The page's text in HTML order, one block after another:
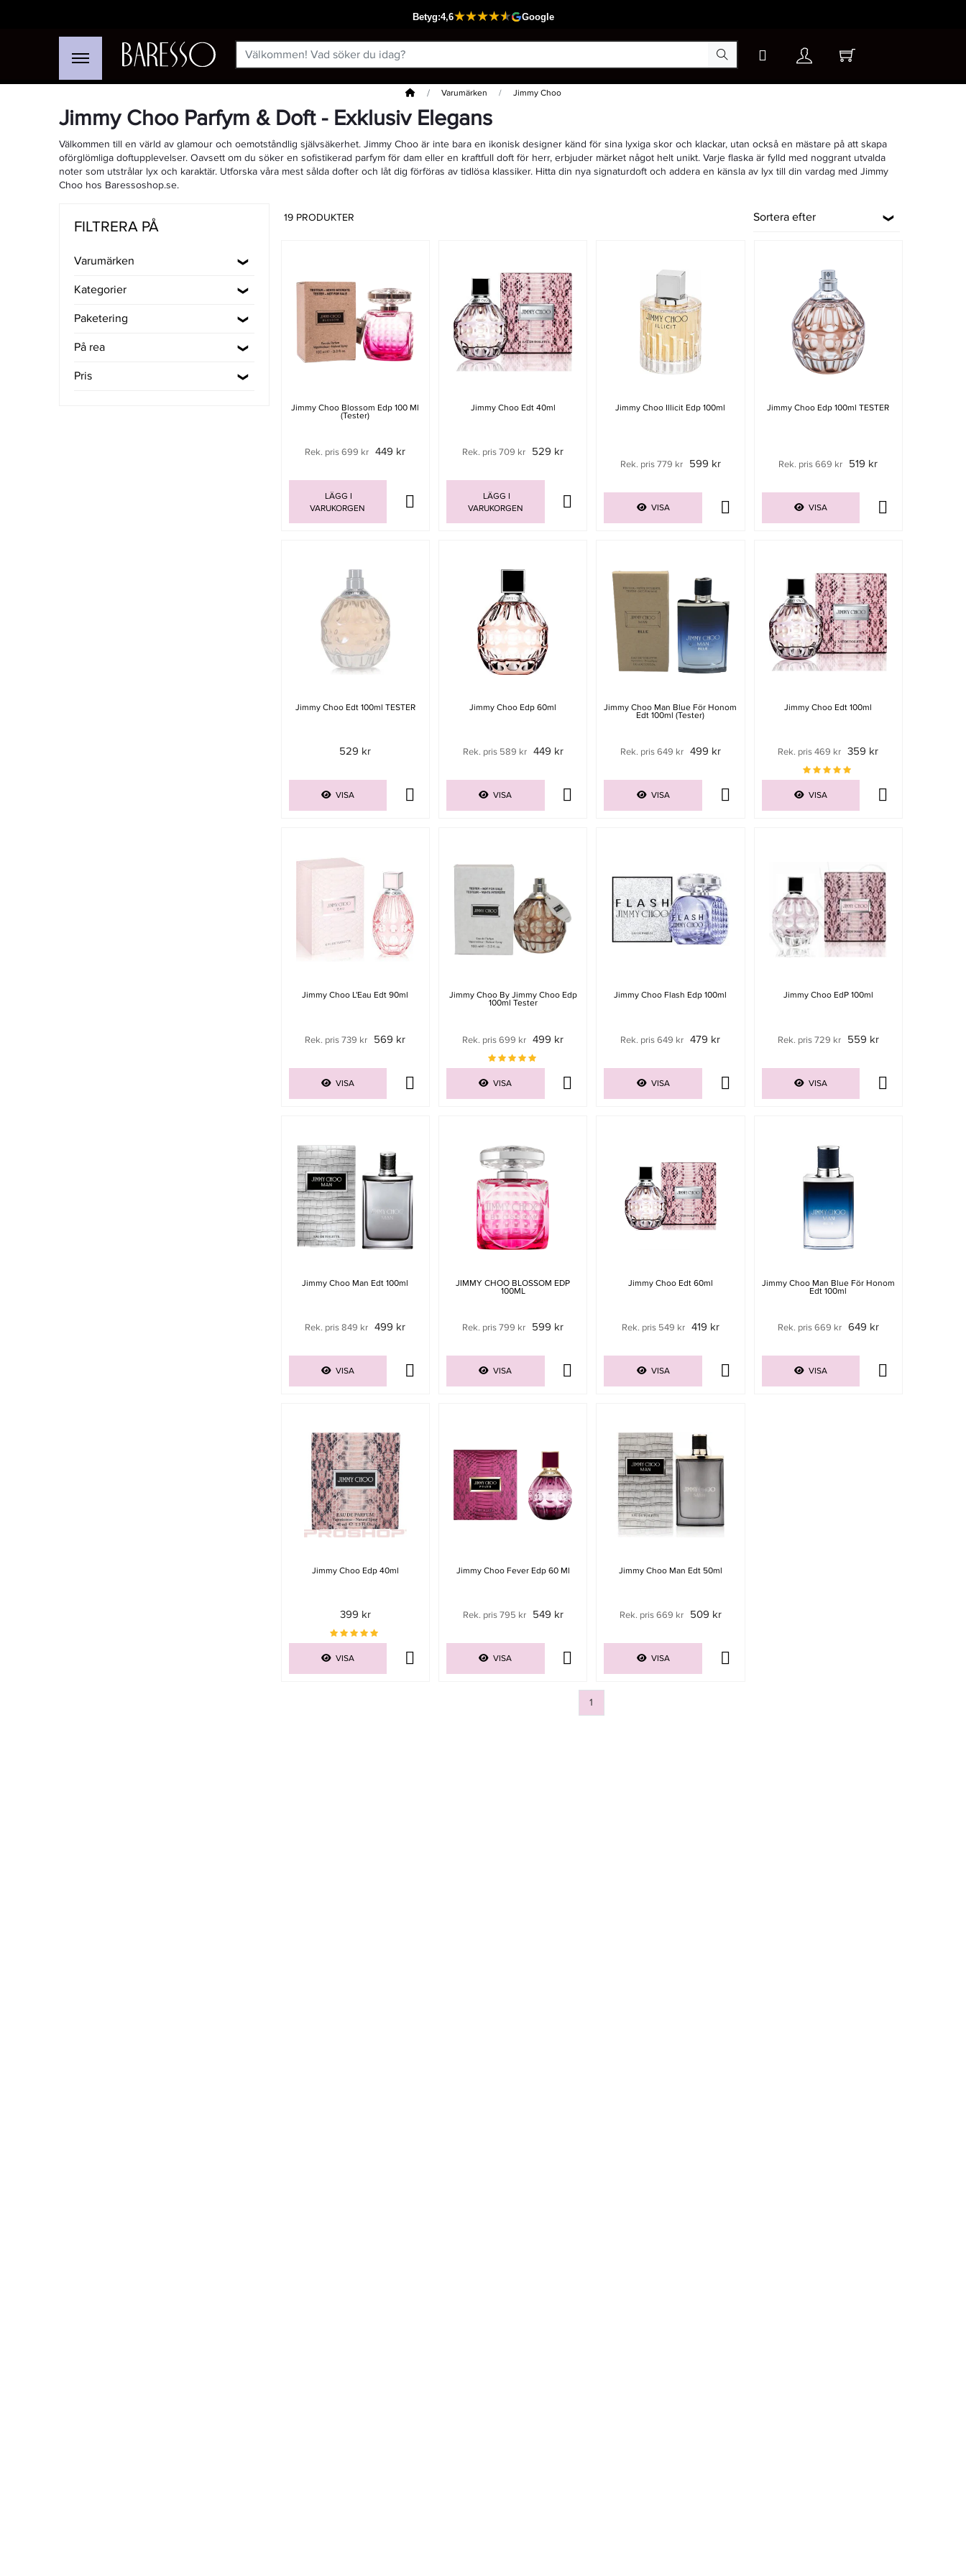
Hem Varumärken Jimmy Choo
Jimmy Choo Parfym & Doft - Exklusiv Elegans
Välkommen till en värld av glamour och oemotståndlig självsäkerhet. Jimmy Choo är inte bara en ikonisk designer känd för sina lyxiga skor och klackar, utan också en mästare på att skapa
oförglömliga doftupplevelser. Oavsett om du söker en sofistikerad parfym för dam eller en kraftfull doft för herr, erbjuder märket något helt unikt. Varje flaska är fylld med noggrant utvalda
noter som utstrålar lyx och karaktär. Utforska våra mest sålda dofter och låt dig förföras av tidlösa klassiker. Hitta din nya signaturdoft och addera en känsla av lyx till din vardag med Jimmy
Choo hos Baressoshop.se.
FILTRERA PÅ
Varumärken
Kategorier
Paketering
På rea
Pris
19 PRODUKTER Sortera efter
Jimmy Choo Blossom Edp 100 Ml
(tester)
Rek. pris 699 kr 449 kr
LÄGG I
VARUKORGEN
Jimmy Choo Edt 40ml
Rek. pris 709 kr 529 kr
LÄGG I
VARUKORGEN
Jimmy Choo Illicit Edp 100ml
Rek. pris 779 kr 599 kr
VISA
Jimmy Choo Edp 100ml TESTER
Rek. pris 669 kr 519 kr
VISA
Jimmy Choo Edt 100ml TESTER
529 kr
VISA
Jimmy Choo Edp 60ml
Rek. pris 589 kr 449 kr
VISA
Jimmy Choo Man Blue För Honom
Edt 100ml (tester)
Rek. pris 649 kr 499 kr
VISA
Jimmy Choo Edt 100ml
Rek. pris 469 kr 359 kr
VISA
Jimmy Choo L'Eau Edt 90ml
Rek. pris 739 kr 569 kr
VISA
Jimmy Choo By Jimmy Choo Edp
100ml Tester
Rek. pris 699 kr 499 kr
VISA
Jimmy Choo Flash Edp 100ml
Rek. pris 649 kr 479 kr
VISA
Jimmy Choo EdP 100ml
Rek. pris 729 kr 559 kr
VISA
Jimmy Choo Man Edt 100ml
Rek. pris 849 kr 499 kr
VISA
JIMMY CHOO BLOSSOM EDP
100ML
Rek. pris 799 kr 599 kr
VISA
Jimmy Choo Edt 60ml
Rek. pris 549 kr 419 kr
VISA
Jimmy Choo Man Blue För Honom
Edt 100ml
Rek. pris 669 kr 649 kr
VISA
Jimmy Choo Edp 40ml
399 kr
VISA
Jimmy Choo Fever Edp 60 Ml
Rek. pris 795 kr 549 kr
VISA
Jimmy Choo Man Edt 50ml
Rek. pris 669 kr 509 kr
VISA
Sida
1av 1